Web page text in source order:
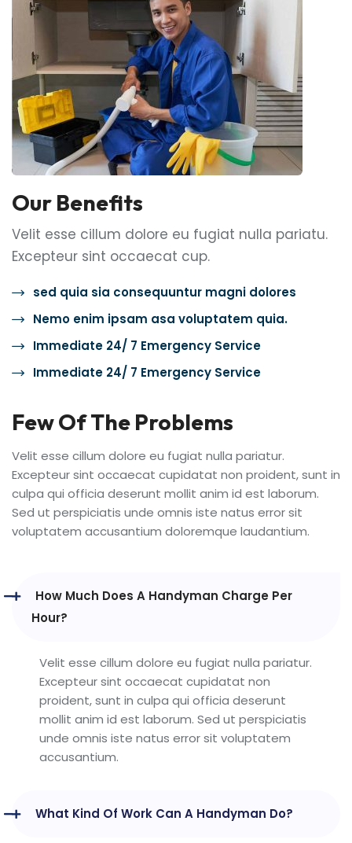
Our Benefits
Velit esse cillum dolore eu fugiat nulla pariatu.
Excepteur sint occaecat cup.
sed quia sia consequuntur magni dolores
Nemo enim ipsam asa voluptatem quia.
Immediate 24/ 7 Emergency Service
Immediate 24/ 7 Emergency Service
Few Of The Problems
Velit esse cillum dolore eu fugiat nulla pariatur.
Excepteur sint occaecat cupidatat non proident, sunt in
culpa qui officia deserunt mollit anim id est laborum.
Sed ut perspiciatis unde omnis iste natus error sit
voluptatem accusantium doloremque laudantium.
How Much Does A Handyman Charge Per
Hour?
Velit esse cillum dolore eu fugiat nulla pariatur.
Excepteur sint occaecat cupidatat non
proident, sunt in culpa qui officia deserunt
mollit anim id est laborum. Sed ut perspiciatis
unde omnis iste natus error sit voluptatem
accusantium.
What Kind Of Work Can A Handyman Do?